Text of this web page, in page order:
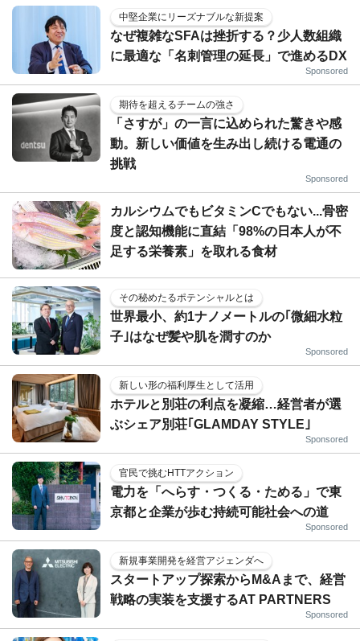
中堅企業にリーズナブルな新提案
なぜ複雑なSFAは挫折する？少人数組織
に最適な「名刺管理の延長」で進めるDX
Sponsored
期待を超えるチームの強さ
「さすが」の一言に込められた驚きや感
動。新しい価値を生み出し続ける電通の
挑戦
Sponsored
カルシウムでもビタミンCでもない...骨密
度と認知機能に直結「98%の日本人が不
足する栄養素」を取れる食材
その秘めたるポテンシャルとは
世界最小、約1ナノメートルの｢微細水粒
子｣はなぜ髪や肌を潤すのか
Sponsored
新しい形の福利厚生として活用
ホテルと別荘の利点を凝縮…経営者が選
ぶシェア別荘｢GLAMDAY STYLE｣
Sponsored
官民で挑むHTTアクション
電力を「へらす・つくる・ためる」で東
京都と企業が歩む持続可能社会への道
Sponsored
新規事業開発を経営アジェンダへ
スタートアップ探索からM&Aまで、経営
戦略の実装を支援するAT PARTNERS
Sponsored